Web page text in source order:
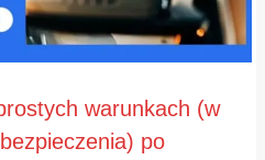
warunkach (w
po